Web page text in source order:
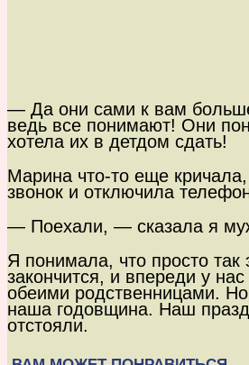
— Да они сами к вам
ведь все понимают! Они
хотела их в детдом сдать!
Марина что-то еще
звонок и отключила
— Поехали, — сказала я
Я понимала, что просто так
закончится, и впереди у
обеими родственницами.
наша годовщина. Наш
отстояли.